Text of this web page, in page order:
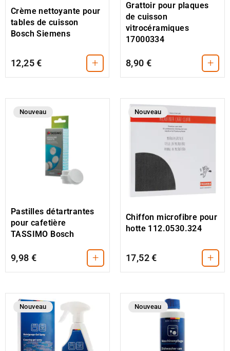
Crème nettoyante pour
tables de cuisson
Bosch Siemens
12,25 € +
Grattoir pour plaques
de cuisson
vitrocéramiques
17000334
8,90 € +
Nouveau
Pastilles détartrantes
pour cafetière
TASSIMO Bosch
9,98 € +
Nouveau
Chiffon microfibre pour
hotte 112.0530.324
17,52 € +
Nouveau Nouveau